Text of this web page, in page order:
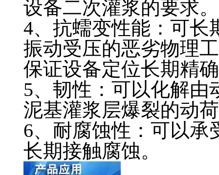
设备二次灌浆的要求
4、抗蠕变性能：可
振动受压的恶劣物理
保证设备定位长期精
5、韧性：可以化解由
泥基灌浆层爆裂的动
6、耐腐蚀性：可以承
长期接触腐蚀。